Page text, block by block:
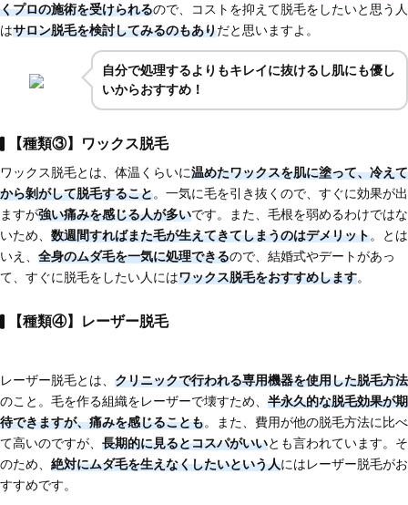
くプロの施術を受けられるので、コストを抑えて脱毛をしたいと思う人
はサロン脱毛を検討してみるのもありだと思いますよ。
自分で処理するよりもキレイに抜けるし肌にも優し
いからおすすめ！
【種類③】ワックス脱毛
ワックス脱毛とは、体温くらいに温めたワックスを肌に塗って、冷えて
から剝がして脱毛すること。一気に毛を引き抜くので、すぐに効果が出
ますが強い痛みを感じる人が多いです。また、毛根を弱めるわけではな
いため、 数週間すればまた毛が生えてきてしまうのはデメリット。とは
いえ、 全身のムダ毛を一気に処理できるので、結婚式やデートがあっ
て、すぐに脱毛をしたい人にはワックス脱毛をおすすめします。
【種類④】レーザー脱毛
レーザー脱毛とは、 クリニックで行われる専用機器を使用した脱毛方法
のこと。毛を作る組織をレーザーで壊すため、 半永久的な脱毛効果が期
待できますが、痛みを感じることも。また、費用が他の脱毛方法に比べ
て高いのですが、 長期的に見るとコスパがいいとも言われています。そ
のため、 絶対にムダ毛を生えなくしたいという人にはレーザー脱毛がお
すすめです。